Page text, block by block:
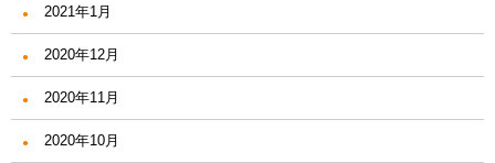
2021年1月
2020年12月
2020年11月
2020年10月